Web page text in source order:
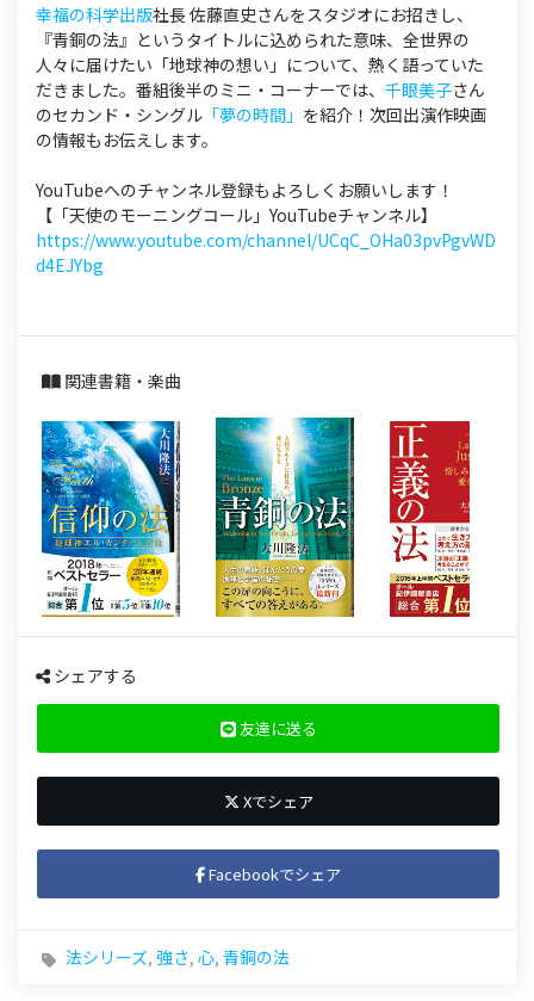
幸福の科学出版社長 佐藤直史さんをスタジオにお招きし、
『青銅の法』というタイトルに込められた意味、全世界の
人々に届けたい「地球神の想い」について、熱く語っていた
だきました。番組後半のミニ・コーナーでは、 千眼美子さん
のセカンド・シングル 「夢の時間」 を紹介！次回出演作映画
の情報もお伝えします。
YouTubeへのチャンネル登録もよろしくお願いします！
【「天使のモーニングコール」YouTubeチャンネル】
https://www.youtube.com/channel/UCqC_OHa03pvPgvWD
d4EJYbg
関連書籍・楽曲
シェアする
友達に送る
Xでシェア
Facebookでシェア
法シリーズ, 強さ, 心, 青銅の法